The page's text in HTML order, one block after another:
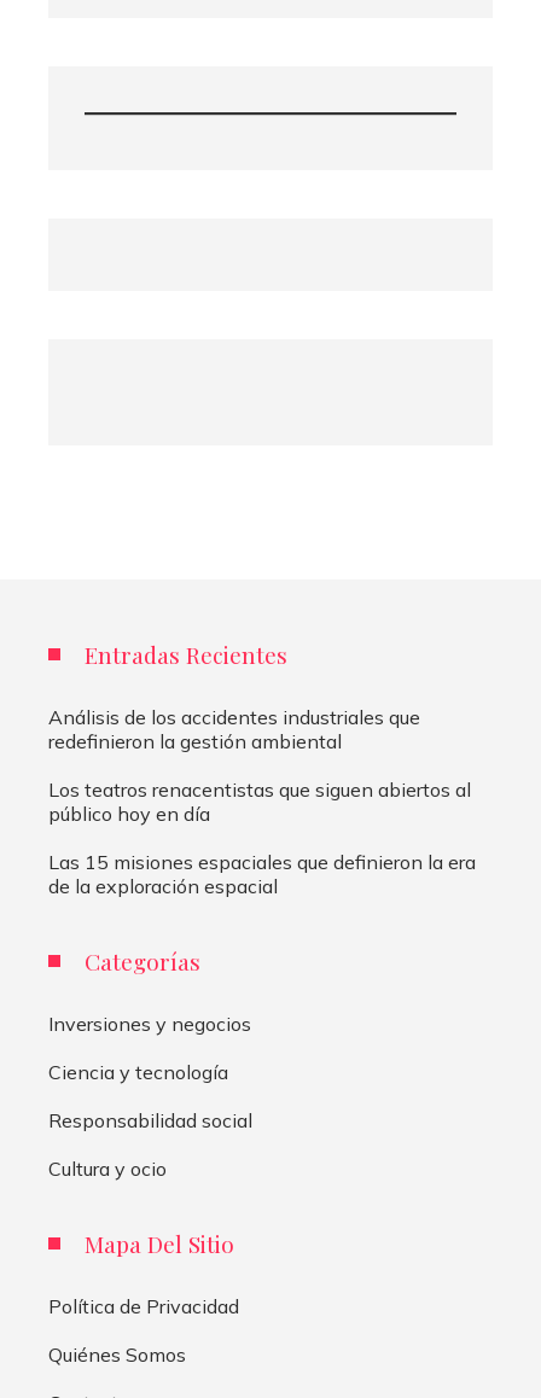
Entradas Recientes
Análisis de los accidentes industriales que
redefinieron la gestión ambiental
Los teatros renacentistas que siguen abiertos al
público hoy en día
Las 15 misiones espaciales que definieron la era
de la exploración espacial
Categorías
Inversiones y negocios
Ciencia y tecnología
Responsabilidad social
Cultura y ocio
Mapa Del Sitio
Política de Privacidad
Quiénes Somos